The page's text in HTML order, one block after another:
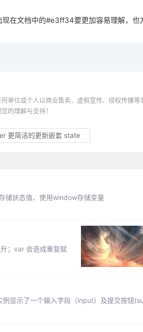
在文档中的#e3ff34要更加容易理解，也
单位或个人以商业售卖、虚假宣传、侵权传播等
的理解与支持！
更简洁的更新嵌套 state
储状态值、使用window存储变量
；var 会造成重复赋
例显示了一个输入字段（input）及提交按钮(su